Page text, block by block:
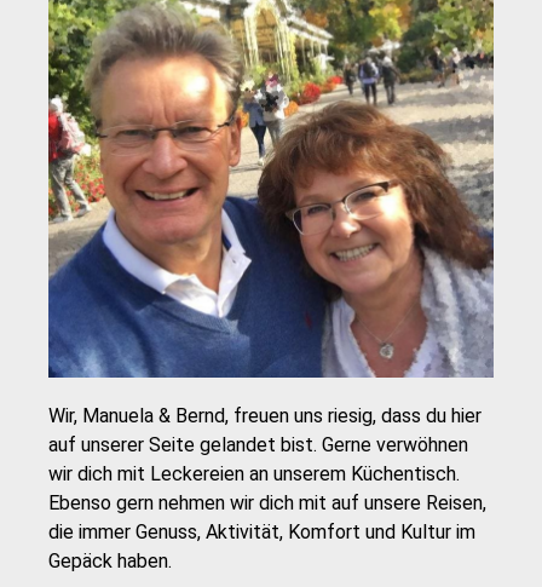
Wir, Manuela & Bernd, freuen uns riesig, dass du hier
auf unserer Seite gelandet bist. Gerne verwöhnen
wir dich mit Leckereien an unserem Küchentisch.
Ebenso gern nehmen wir dich mit auf unsere Reisen,
die immer Genuss, Aktivität, Komfort und Kultur im
Gepäck haben.